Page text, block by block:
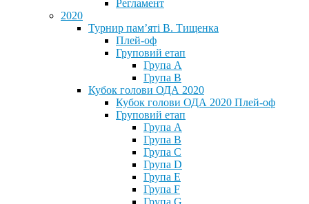
Регламент
2020
Турнир пам’яті В. Тищенка
Плей-оф
Груповий етап
Група А
Група В
Кубок голови ОДА 2020
Кубок голови ОДА 2020 Плей-оф
Груповий етап
Група A
Група B
Група C
Група D
Група E
Група F
Група G